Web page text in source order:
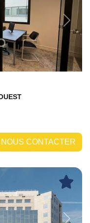
Next
NOUS CONTACTER